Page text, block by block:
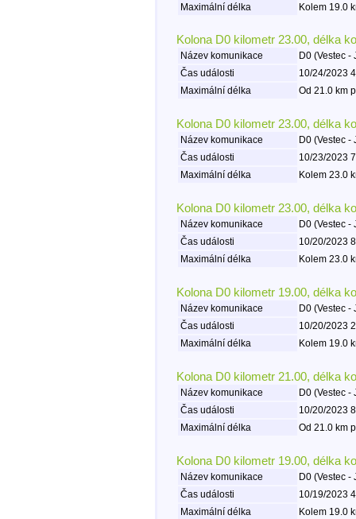
Maximální délka
Kolem 19.0
Kolona D0 kilometr 23.00, délka
Název komunikace
D0 (Vestec -
Čas události
10/24/2023
Maximální délka
Od 21.0 km
Kolona D0 kilometr 23.00, délka
Název komunikace
D0 (Vestec -
Čas události
10/23/2023
Maximální délka
Kolem 23.0
Kolona D0 kilometr 23.00, délka
Název komunikace
D0 (Vestec -
Čas události
10/20/2023
Maximální délka
Kolem 23.0
Kolona D0 kilometr 19.00, délka
Název komunikace
D0 (Vestec -
Čas události
10/20/2023
Maximální délka
Kolem 19.0
Kolona D0 kilometr 21.00, délka
Název komunikace
D0 (Vestec -
Čas události
10/20/2023
Maximální délka
Od 21.0 km
Kolona D0 kilometr 19.00, délka
Název komunikace
D0 (Vestec -
Čas události
10/19/2023
Maximální délka
Kolem 19.0